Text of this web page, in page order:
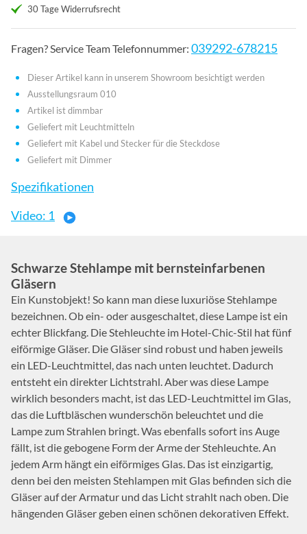
30 Tage Widerrufsrecht
Fragen? Service Team Telefonnummer: 039292-678215
Dieser Artikel kann in unserem Showroom besichtigt werden
Ausstellungsraum 010
Artikel ist dimmbar
Geliefert mit Leuchtmitteln
Geliefert mit Kabel und Stecker für die Steckdose
Geliefert mit Dimmer
Spezifikationen
Video: 1
Schwarze Stehlampe mit bernsteinfarbenen
Gläsern
Ein Kunstobjekt! So kann man diese luxuriöse Stehlampe
bezeichnen. Ob ein- oder ausgeschaltet, diese Lampe ist ein
echter Blickfang. Die Stehleuchte im Hotel-Chic-Stil hat fünf
eiförmige Gläser. Die Gläser sind robust und haben jeweils
ein LED-Leuchtmittel, das nach unten leuchtet. Dadurch
entsteht ein direkter Lichtstrahl. Aber was diese Lampe
wirklich besonders macht, ist das LED-Leuchtmittel im Glas,
das die Luftbläschen wunderschön beleuchtet und die
Lampe zum Strahlen bringt. Was ebenfalls sofort ins Auge
fällt, ist die gebogene Form der Arme der Stehleuchte. An
jedem Arm hängt ein eiförmiges Glas. Das ist einzigartig,
denn bei den meisten Stehlampen mit Glas befinden sich die
Gläser auf der Armatur und das Licht strahlt nach oben. Die
hängenden Gläser geben einen schönen dekorativen Effekt.